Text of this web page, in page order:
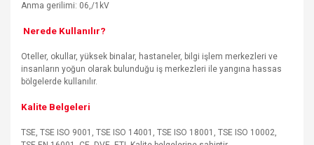
Anma gerilimi: 06,/1kV
Nerede Kullanılır?
Oteller, okullar, yüksek binalar, hastaneler, bilgi işlem merkezleri ve
insanların yoğun olarak bulunduğu iş merkezleri ile yangına hassas
bölgelerde kullanılır.
Kalite Belgeleri
TSE, TSE ISO 9001, TSE ISO 14001, TSE ISO 18001, TSE ISO 10002,